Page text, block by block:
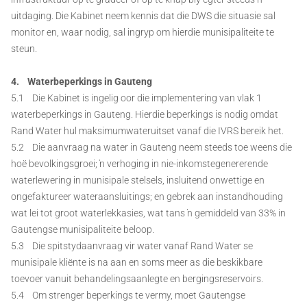
uitdaging. Die Kabinet neem kennis dat die DWS die situasie sal
monitor en, waar nodig, sal ingryp om hierdie munisipaliteite te
steun.
4. Waterbeperkings in Gauteng
5.1 Die Kabinet is ingelig oor die implementering van vlak 1
waterbeperkings in Gauteng. Hierdie beperkings is nodig omdat
Rand Water hul maksimumwateruitset vanaf die IVRS bereik het.
5.2 Die aanvraag na water in Gauteng neem steeds toe weens die
hoë bevolkingsgroei; ŉ verhoging in nie-inkomstegenererende
waterlewering in munisipale stelsels, insluitend onwettige en
ongefaktureer wateraansluitings; en gebrek aan instandhouding
wat lei tot groot waterlekkasies, wat tans ŉ gemiddeld van 33% in
Gautengse munisipaliteite beloop.
5.3 Die spitstydaanvraag vir water vanaf Rand Water se
munisipale kliënte is na aan en soms meer as die beskikbare
toevoer vanuit behandelingsaanlegte en bergingsreservoirs.
5.4 Om strenger beperkings te vermy, moet Gautengse